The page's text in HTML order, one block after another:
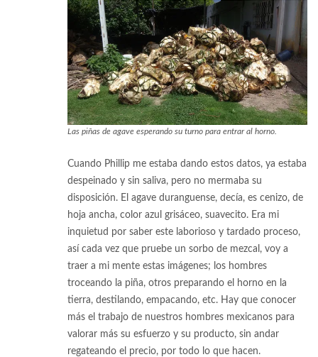
Las piñas de agave esperando su turno para entrar al horno.
Cuando Phillip me estaba dando estos datos, ya estaba
despeinado y sin saliva, pero no mermaba su
disposición. El agave duranguense, decía, es cenizo, de
hoja ancha, color azul grisáceo, suavecito. Era mi
inquietud por saber este laborioso y tardado proceso,
así cada vez que pruebe un sorbo de mezcal, voy a
traer a mi mente estas imágenes; los hombres
troceando la piña, otros preparando el horno en la
tierra, destilando, empacando, etc. Hay que conocer
más el trabajo de nuestros hombres mexicanos para
valorar más su esfuerzo y su producto, sin andar
regateando el precio, por todo lo que hacen.